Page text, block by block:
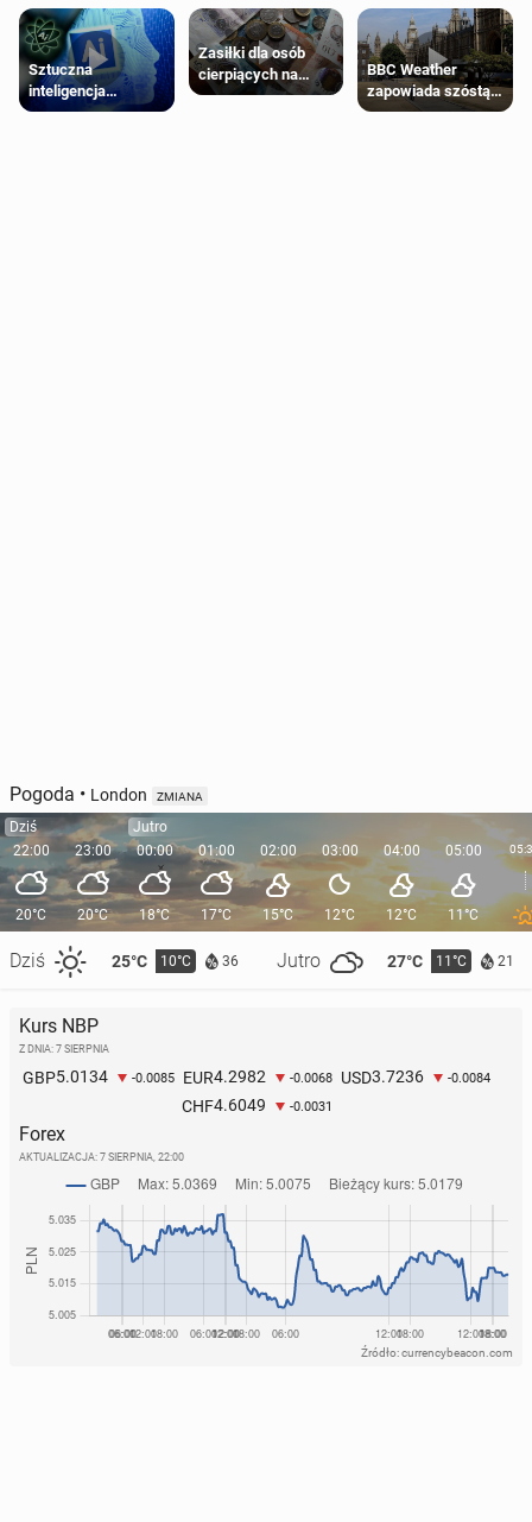
Sztuczna
inteligencja
próbowała oszukać
Zasiłki dla osób
cierpiących na
schorzenia
BBC Weather
zapowiada szóstą
falę upałów w
Pogoda • London ZMIANA
Dziś
22:00
20°C
Dziś 25°C 10°C 36 Jutro 27°C 11°C 21
23:00
20°C
Jutro
00:00
18°C
01:00
17°C
02:00
15°C
03:00
12°C
04:00
12°C
05:00
11°C
Kurs NBP
Z DNIA: 7 SIERPNIA
GBP5.0134 -0.0085 EUR4.2982 -0.0068 USD3.7236 -0.0084
CHF4.6049 -0.0031
Forex
AKTUALIZACJA: 7 SIERPNIA, 22:00
Źródło: currencybeacon.com